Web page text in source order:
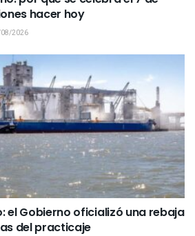
hacer hoy
2026
el Gobierno oficializó una rebaja
del practicaje